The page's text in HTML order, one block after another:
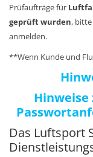
Prüfaufträge für
geprüft wurden,
anmelden.
**Wenn Kunde und
Das Luftsport